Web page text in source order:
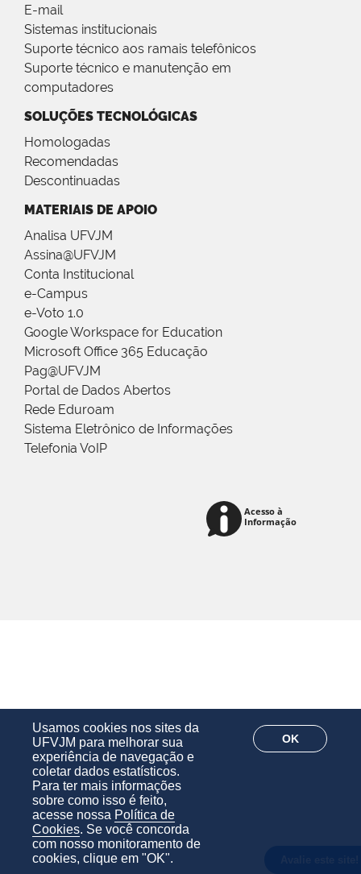
Usamos cookies nos sites da
UFVJM para melhorar sua
experiência de navegação e
coletar dados estatísticos.
Para ter mais informações
sobre como isso é feito,
acesse nossa Política de
Cookies. Se você concorda
com nosso monitoramento de
cookies, clique em "OK".
OK
E-mail
Sistemas institucionais
Suporte técnico aos ramais telefônicos
Suporte técnico e manutenção em
computadores
SOLUÇÕES TECNOLÓGICAS
Homologadas
Recomendadas
Descontinuadas
MATERIAIS DE APOIO
Analisa UFVJM
Assina@UFVJM
Conta Institucional
e-Campus
e-Voto 1.0
Google Workspace for Education
Microsoft Office 365 Educação
Pag@UFVJM
Portal de Dados Abertos
Rede Eduroam
Sistema Eletrônico de Informações
Telefonia VoIP